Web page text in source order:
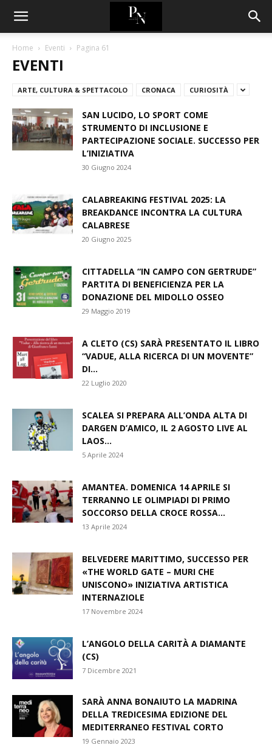
Home Eventi Pagina 61
EVENTI
ARTE, CULTURA & SPETTACOLO CRONACA CURIOSITÀ
SAN LUCIDO, LO SPORT COME
STRUMENTO DI INCLUSIONE E
PARTECIPAZIONE SOCIALE. SUCCESSO PER
L’INIZIATIVA
30 Giugno 2024
CALABREAKING FESTIVAL 2025: LA
BREAKDANCE INCONTRA LA CULTURA
CALABRESE
20 Giugno 2025
CITTADELLA “IN CAMPO CON GERTRUDE”
PARTITA DI BENEFICIENZA PER LA
DONAZIONE DEL MIDOLLO OSSEO
29 Maggio 2019
A CLETO (CS) SARÀ PRESENTATO IL LIBRO
“VADUE, ALLA RICERCA DI UN MOVENTE”
DI...
22 Luglio 2020
SCALEA SI PREPARA ALL’ONDA ALTA DI
DARGEN D’AMICO, IL 2 AGOSTO LIVE AL
LAOS...
5 Aprile 2024
AMANTEA. DOMENICA 14 APRILE SI
TERRANNO LE OLIMPIADI DI PRIMO
SOCCORSO DELLA CROCE ROSSA...
13 Aprile 2024
BELVEDERE MARITTIMO, SUCCESSO PER
«THE WORLD GATE – MURI CHE
UNISCONO» INIZIATIVA ARTISTICA
INTERNAZIOLE
17 Novembre 2024
L’ANGOLO DELLA CARITÀ A DIAMANTE
(CS)
7 Dicembre 2021
SARÀ ANNA BONAIUTO LA MADRINA
DELLA TREDICESIMA EDIZIONE DEL
MEDITERRANEO FESTIVAL CORTO
19 Gennaio 2023